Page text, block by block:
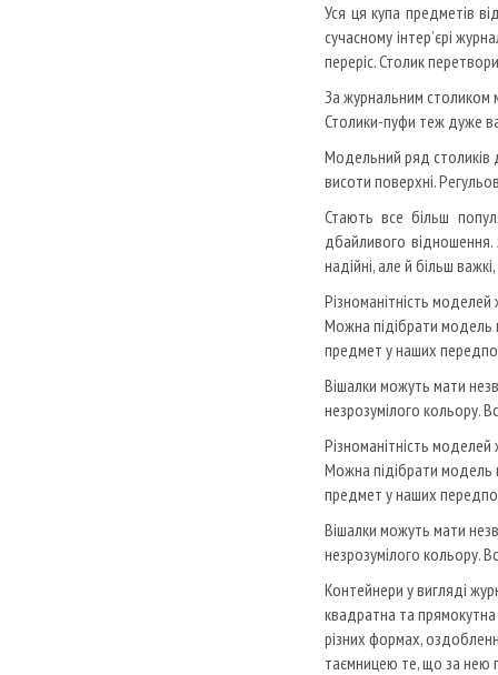
Уся ця купа предметів
сучасному інтер’єрі
переріс.Столик
За журнальним столиком
Столики-пуфи теж дуже
Модельний ряд столиків
висоти поверхні.
Стають все більш
дбайливого відношення.
надійні, але й більш
Різноманітність
Можна підібрати модель
предмет у наших
Вішалки можуть мати
незрозумілого кольору.
Різноманітність
Можна підібрати модель
предмет у наших
Вішалки можуть мати
незрозумілого кольору.
Контейнери у вигляді
квадратна та
різних формах,
таємницею те, що за нею